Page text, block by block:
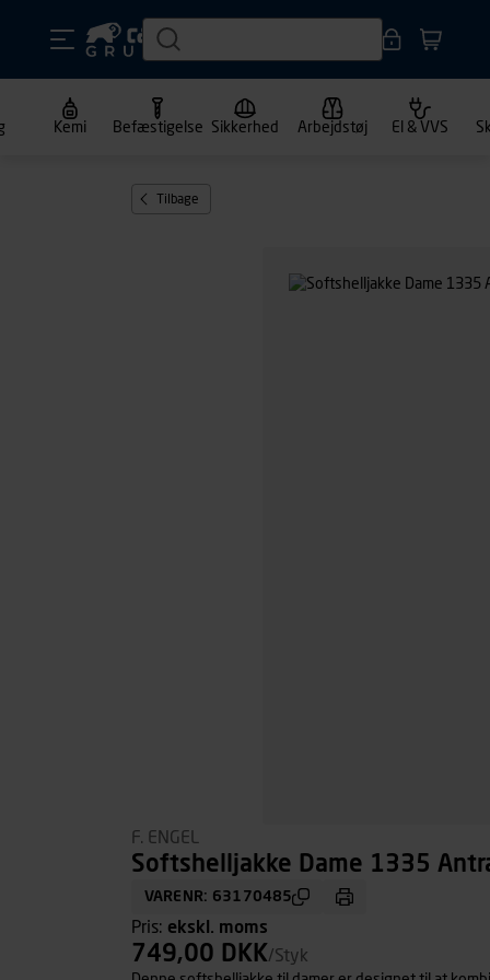
Kemi Befæstigelse Sikkerhed Arbejdstøj El & VVS
Tilbage
F. ENGEL
Softshelljakke Dame 1335
VARENR: 63170485
Pris: ekskl. moms
749,00 DKK/Styk